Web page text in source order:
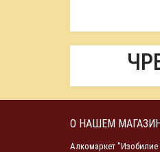
О НАШЕМ
Алкомаркет